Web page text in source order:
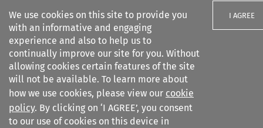
We use cookies on this site to provide you
with an informative and engaging
experience and also to help us to
continually improve our site for you. Without
allowing cookies certain features of the site
will not be available. To learn more about
how we use cookies, please view our cookie
policy. By clicking on ‘I AGREE’, you consent
to our use of cookies on this device in
I AGREE
Search filters
ASA Bulletin
Search content